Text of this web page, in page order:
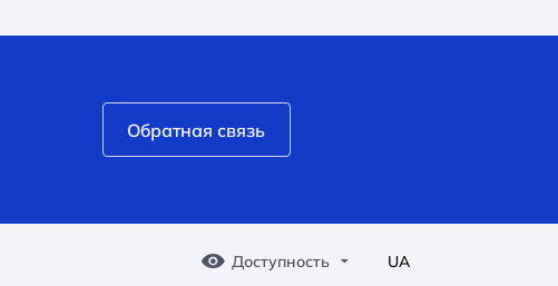
Обратная связь
Доступность UA